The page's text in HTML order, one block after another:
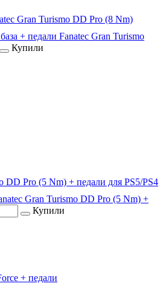
Gran Turismo DD Pro (8 Nm)
+ педали Fanatec Gran Turismo
Купили
DD Pro (5 Nm) + педали для PS5/PS4
Gran Turismo DD Pro (5 Nm) +
Купили
+ педали